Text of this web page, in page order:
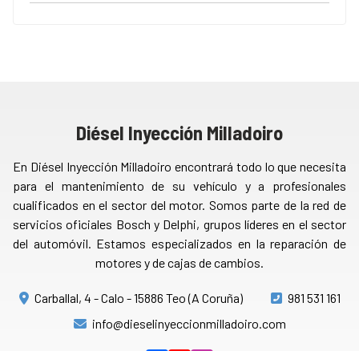
Diésel Inyección Milladoiro
En Diésel Inyección Milladoiro encontrará todo lo que necesita
para el mantenimiento de su vehículo y a profesionales
cualificados en el sector del motor. Somos parte de la red de
servicios oficiales Bosch y Delphi, grupos líderes en el sector
del automóvil. Estamos especializados en la reparación de
motores y de cajas de cambios.
Carballal, 4 - Calo - 15886 Teo (A Coruña)
981 531 161
info@dieselinyeccionmilladoiro.com